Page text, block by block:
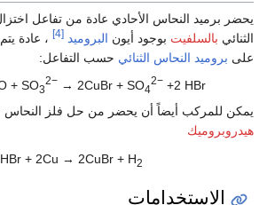
يحضر برميد النحاس الأحادي عادة من تفاعل
الثنائي بالسلفيت بوجود أيون البروميد [4]
، عادة
على بروميد النحاس الثنائي حسب التفاعل:
+ SO3
2− → 2CuBr + SO4
2− +2 HBr
يمكن للمركب أيضاً أن يحضر من حل فلز
هيدروبروميك
+ 2Cu → 2CuBr + H2
الاستخدامات